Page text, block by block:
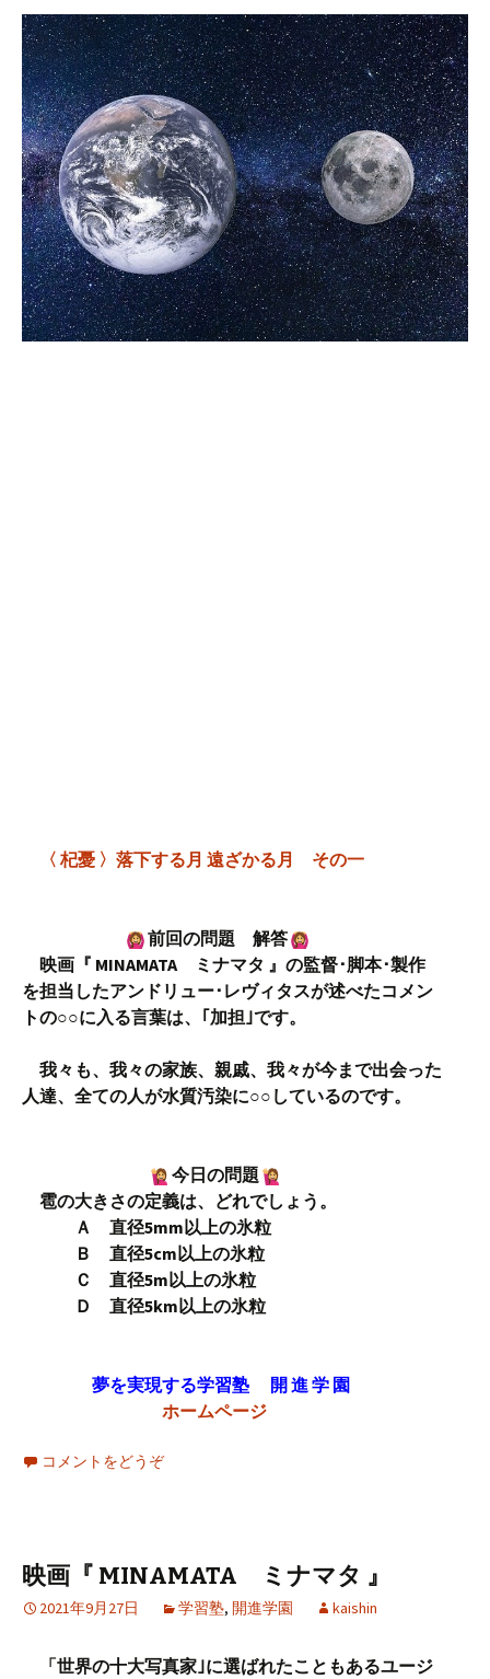
〈 杞憂 〉落下する月 遠ざかる月 その一
前回の問題 解答
映画『 MINAMATA ミナマタ 』の監督･脚本･製作
を担当したアンドリュー･レヴィタスが述べたコメン
トの○○に入る言葉は、｢加担｣です。
我々も、我々の家族、親戚、我々が今まで出会った
人達、全ての人が水質汚染に○○しているのです。
今日の問題
雹の大きさの定義は、どれでしょう。
Ａ 直径5mm以上の氷粒
Ｂ 直径5cm以上の氷粒
Ｃ 直径5m以上の氷粒
Ｄ 直径5km以上の氷粒
夢を実現する学習塾 開 進 学 園
ホームページ
コメントをどうぞ
映画『 MINAMATA ミナマタ 』
2021年9月27日 学習塾, 開進学園 kaishin
「世界の十大写真家｣に選ばれたこともあるユージ